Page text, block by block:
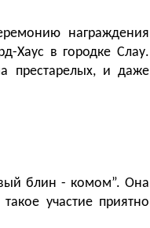
награждения
Хаус в городке Слау.
престарелых, и даже
блин - комом”. Она
участие приятно